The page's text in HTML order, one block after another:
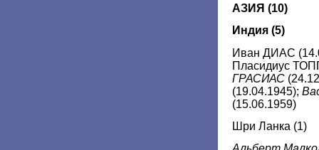
АЗИЯ (10)
Индия (5)
Иван ДИАС
Пласидиус
ГРАСИАС
(19.04.1945);
(15.06.1959)
Шри Ланка (1)